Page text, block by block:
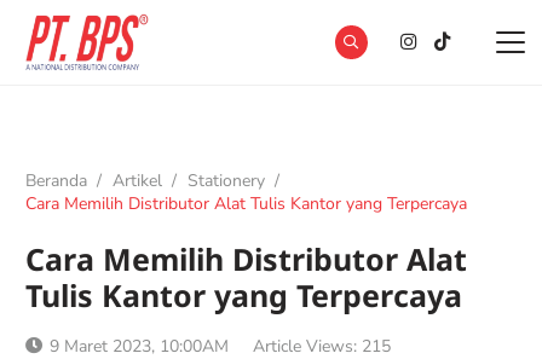
Beranda / Artikel / Stationery /
Cara Memilih Distributor Alat Tulis Kantor yang Terpercaya
Cara Memilih Distributor Alat
Tulis Kantor yang Terpercaya
9 Maret 2023, 10:00AM Article Views: 215